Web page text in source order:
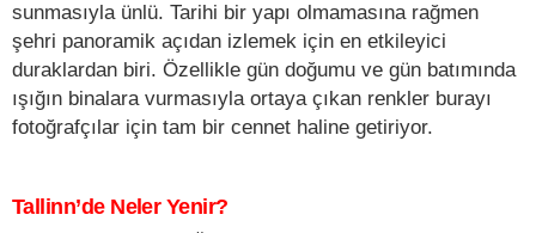
sunmasıyla ünlü. Tarihi bir yapı olmamasına rağmen
şehri panoramik açıdan izlemek için en etkileyici
duraklardan biri. Özellikle gün doğumu ve gün batımında
ışığın binalara vurmasıyla ortaya çıkan renkler burayı
fotoğrafçılar için tam bir cennet haline getiriyor.
Tallinn’de Neler Yenir?